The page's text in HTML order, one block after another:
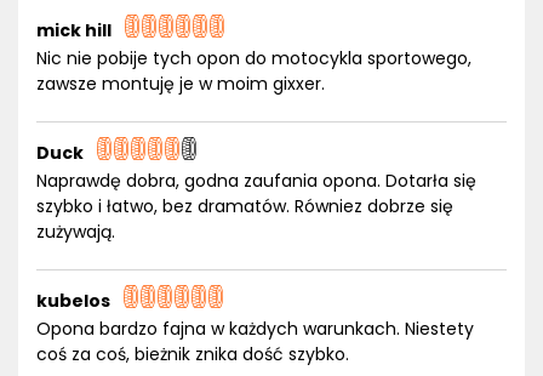
mick hill
Nic nie pobije tych opon do motocykla sportowego,
zawsze montuję je w moim gixxer.
Duck
Naprawdę dobra, godna zaufania opona. Dotarła się
szybko i łatwo, bez dramatów. Równiez dobrze się
zużywają.
kubelos
Opona bardzo fajna w każdych warunkach. Niestety
coś za coś, bieżnik znika dość szybko.